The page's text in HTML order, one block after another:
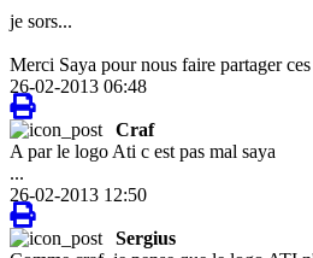
je sors...
Merci Saya pour nous faire partager
26-02-2013 06:48
Craf
A par le logo Ati c est pas mal saya
...
26-02-2013 12:50
Sergius